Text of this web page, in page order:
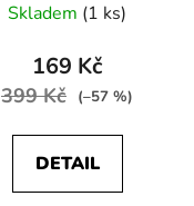
Skladem (1 ks)
169 Kč
399 Kč (–57 %)
DETAIL